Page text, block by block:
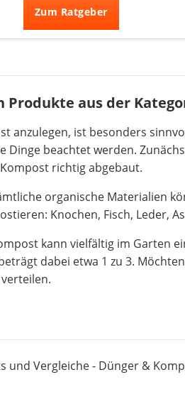
Zum Ratgeber
Produkte aus der
anzulegen, ist besonders
Dinge beachtet werden.
richtig abgebaut.
organische Materialien
Knochen, Fisch, Leder,
kann vielfältig im Garten
dabei etwa 1 zu 3.
und Vergleiche - Dünger &